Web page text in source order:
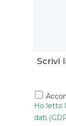
Scrivi
Ho letto
dati